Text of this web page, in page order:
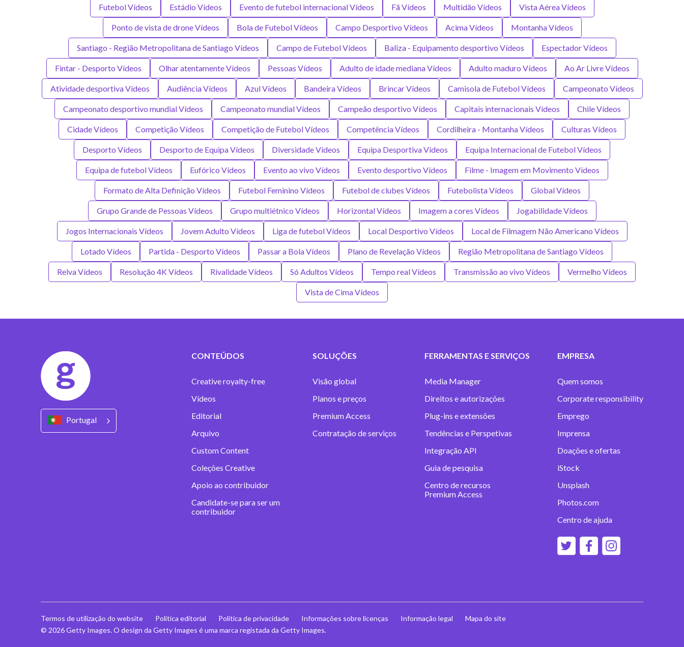
Futebol Vídeos Estádio Vídeos Evento de futebol internacional Vídeos Fã Vídeos Multidão Vídeos Vista Aérea Vídeos
Ponto de vista de drone Vídeos Bola de Futebol Vídeos Campo Desportivo Vídeos Acima Vídeos Montanha Vídeos
Santiago - Região Metropolitana de Santiago Vídeos Campo de Futebol Vídeos Baliza - Equipamento desportivo Vídeos Espectador Vídeos
Fintar - Desporto Vídeos Olhar atentamente Vídeos Pessoas Vídeos Adulto de idade mediana Vídeos Adulto maduro Vídeos Ao Ar Livre Vídeos
Atividade desportiva Vídeos Audiência Vídeos Azul Vídeos Bandeira Vídeos Brincar Vídeos Camisola de Futebol Vídeos Campeonato Vídeos
Campeonato desportivo mundial Vídeos Campeonato mundial Vídeos Campeão desportivo Vídeos Capitais internacionais Vídeos Chile Vídeos
Cidade Vídeos Competição Vídeos Competição de Futebol Vídeos Competência Vídeos Cordilheira - Montanha Vídeos Culturas Vídeos
Desporto Vídeos Desporto de Equipa Vídeos Diversidade Vídeos Equipa Desportiva Vídeos Equipa Internacional de Futebol Vídeos
Equipa de futebol Vídeos Eufórico Vídeos Evento ao vivo Vídeos Evento desportivo Vídeos Filme - Imagem em Movimento Vídeos
Formato de Alta Definição Vídeos Futebol Feminino Vídeos Futebol de clubes Vídeos Futebolista Vídeos Global Vídeos
Grupo Grande de Pessoas Vídeos Grupo multiétnico Vídeos Horizontal Vídeos Imagem a cores Vídeos Jogabilidade Vídeos
Jogos Internacionais Vídeos Jovem Adulto Vídeos Liga de futebol Vídeos Local Desportivo Vídeos Local de Filmagem Não Americano Vídeos
Lotado Vídeos Partida - Desporto Vídeos Passar a Bola Vídeos Plano de Revelação Vídeos Região Metropolitana de Santiago Vídeos
Relva Vídeos Resolução 4K Vídeos Rivalidade Vídeos Só Adultos Vídeos Tempo real Vídeos Transmissão ao vivo Vídeos Vermelho Vídeos
Vista de Cima Vídeos
Portugal
CONTEÚDOS
Creative royalty-free
Vídeos
Editorial
Arquivo
Custom Content
Coleções Creative
Apoio ao contribuidor
Candidate-se para ser um
contribuidor
SOLUÇÕES
Visão global
Planos e preços
Premium Access
Contratação de serviços
FERRAMENTAS E SERVIÇOS
Media Manager
Direitos e autorizações
Plug-ins e extensões
Tendências e Perspetivas
Integração API
Guia de pesquisa
Centro de recursos
Premium Access
EMPRESA
Quem somos
Corporate responsibility
Emprego
Imprensa
Doações e ofertas
iStock
Unsplash
Photos.com
Centro de ajuda
© 2026 Getty Images. O design da Getty Images é uma marca registada da Getty Images.
Termos de utilização do website Política editorial Política de privacidade Informações sobre licenças Informação legal Mapa do site